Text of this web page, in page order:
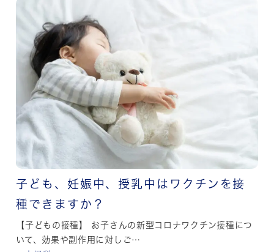
子ども、妊娠中、授乳中はワクチンを接
種できますか？
【子どもの接種】 お子さんの新型コロナワクチン接種につ
いて、効果や副作用に対しご…